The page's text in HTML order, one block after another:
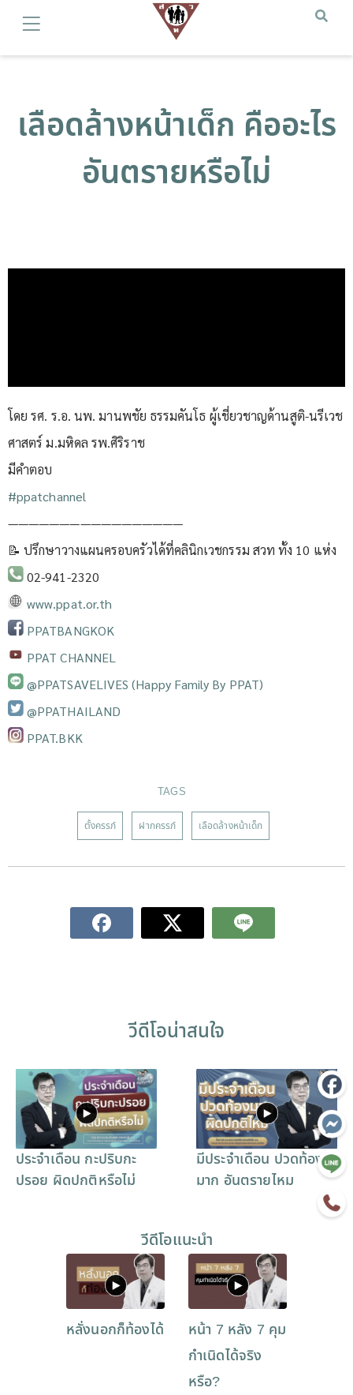
เลือดล้างหน้าเด็ก คืออะไร
อันตรายหรือไม่
โดย รศ. ร.อ. นพ. มานพชัย ธรรมคันโธ ผู้เชี่ยวชาญด้านสูติ-นรีเวช
ศาสตร์ ม.มหิดล รพ.ศิริราช
มีคำตอบ
#ppatchannel​
—————————————————
📝 ปรึกษาวางแผนครอบครัวได้ที่คลินิกเวชกรรม สวท ทั้ง 10 แห่ง
02-941-2320
www.ppat.or.th
PPATBANGKOK
PPAT CHANNEL
@PPATSAVELIVES (Happy Family By PPAT)
@PPATHAILAND
PPAT.BKK
TAGS
ตั้งครรภ์ ฝากครรภ์ เลือดล้างหน้าเด็ก
วีดีโอน่าสนใจ
ประจำเดือน กะปริบกะ
ปรอย ผิดปกติหรือไม่
มีประจำเดือน ปวดท้อง
มาก อันตรายไหม
วีดีโอแนะนำ
หลั่งนอกก็ท้องได้
หน้า 7 หลัง 7 คุม
กำเนิดได้จริง
หรือ?